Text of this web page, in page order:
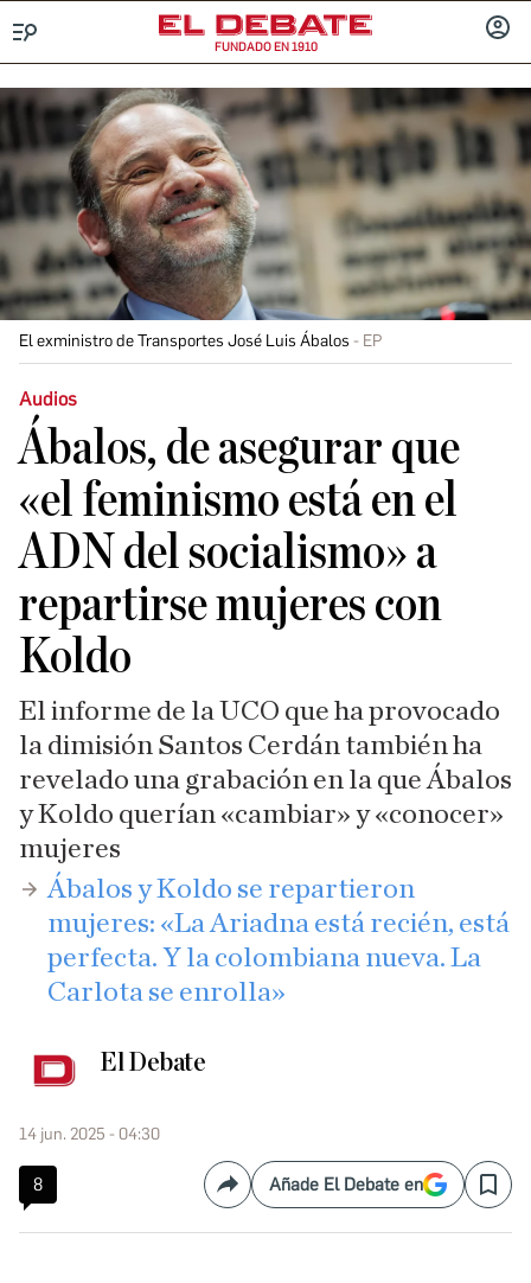
FUNDADO EN 1910
El exministro de Transportes José Luis Ábalos EP
Audios
Ábalos, de asegurar que
«el feminismo está en el
ADN del socialismo» a
repartirse mujeres con
Koldo
El informe de la UCO que ha provocado
la dimisión Santos Cerdán también ha
revelado una grabación en la que Ábalos
y Koldo querían «cambiar» y «conocer»
mujeres
​Ábalos y Koldo se repartieron
mujeres: «La Ariadna está recién, está
perfecta. Y la colombiana nueva. La
Carlota se enrolla»
El Debate
14 jun. 2025 - 04:30
8 CompartirAñade El Debate en Save